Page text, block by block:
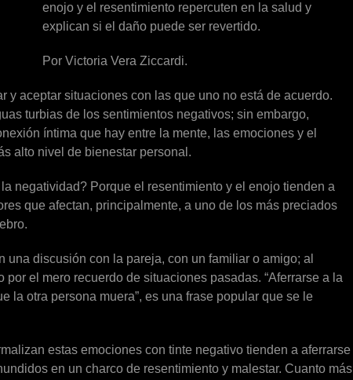
enojo y el resentimiento repercuten en la salud y
explican si el daño puede ser revertido.
Por Victoria Vera Ziccardi.
y aceptar situaciones con las que uno no está de acuerdo.
turbias de los sentimientos negativos; sin embargo,
íntima que hay entre la mente, las emociones y el
alto nivel de bienestar personal.
negatividad? Porque el resentimiento y el enojo tienden a
que afectan, principalmente, a uno de los más preciados
discusión con la pareja, con un familiar o amigo; al
el mero recuerdo de situaciones pasadas. “Aferrarse a la
la otra persona muera”, es una frase popular que se le
estas emociones con tinte negativo tienden a aferrarse
en un charco de resentimiento y malestar. Cuanto más